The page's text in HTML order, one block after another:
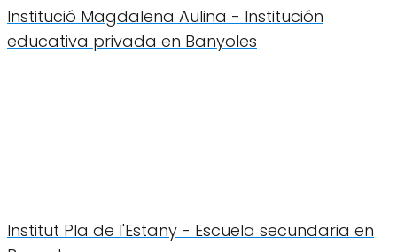
Institució Magdalena Aulina - Institución
educativa privada en Banyoles
Institut Pla de l'Estany - Escuela secundaria en